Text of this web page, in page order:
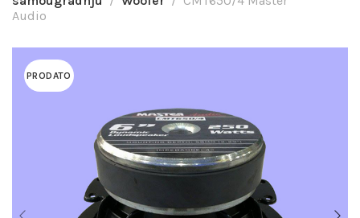
Audio
PRODATO